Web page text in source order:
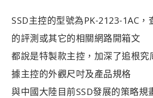
SSD主控的型號為PK-2123-1AC，
的評測或其它的相關網路開箱文
都說是特製款主控，加深了追根究
據主控的外觀尺吋及產品規格
與中國大陸目前SSD發展的策略規